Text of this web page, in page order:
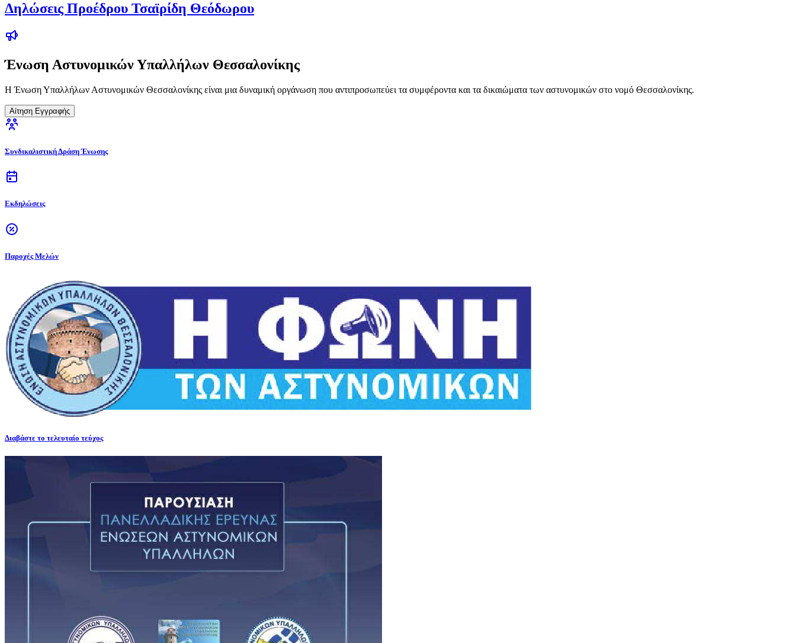
Δηλώσεις Προέδρου Τσαϊρίδη Θεόδωρου
Ένωση Αστυνομικών Υπαλλήλων Θεσσαλονίκης
Η Ένωση Υπαλλήλων Αστυνομικών Θεσσαλονίκης είναι μια δυναμική οργάνωση που αντιπροσωπεύει τα συμφέροντα και τα δικαιώματα των αστυνομικών στο νομό Θεσσαλονίκης.
Αίτηση Εγγραφής
Συνδικαλιστική Δράση Ένωσης
Εκδηλώσεις
Παροχές Μελών
Διαβάστε το τελευταίο τεύχος